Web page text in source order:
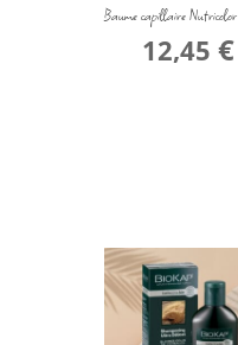
Baume capillaire Nutricolor
12,45 €